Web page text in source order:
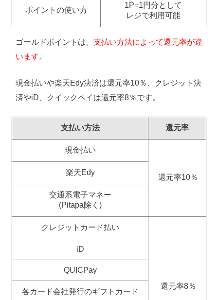
ポイントの使い方
1P=1円分として
レジで利用可能
ゴールドポイントは、 支払い方法によって還元率が違
います。
現金払いや楽天Edy決済は還元率10％、クレジット決
済やiD、クイックペイは還元率8％です。
支払い方法 還元率
現金払い
還元率10％
楽天Edy
交通系電子マネー
(Pitapa除く)
クレジットカード払い
還元率8％
iD
QUICPay
各カード会社発行のギフトカード